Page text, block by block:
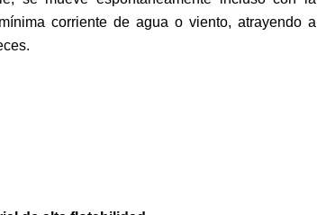
corriente de agua o viento, atrayendo a